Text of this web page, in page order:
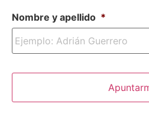
Nombre y apellido *